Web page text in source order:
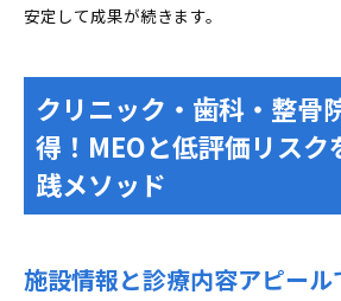
安定して成果が続きます。
クリニック・歯科・整骨
得！MEOと低評価リスク
践メソッド
施設情報と診療内容アピー